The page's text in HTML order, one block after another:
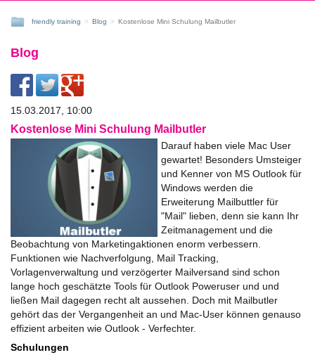
friendly training Blog Kostenlose Mini Schulung Mailbutler
Blog
15.03.2017, 10:00
Kostenlose Mini Schulung Mailbutler
Darauf haben viele Mac User
gewartet! Besonders Umsteiger
und Kenner von MS Outlook für
Windows werden die
Erweiterung Mailbuttler für
"Mail" lieben, denn sie kann Ihr
Zeitmanagement und die
Beobachtung von Marketingaktionen enorm verbessern.
Funktionen wie Nachverfolgung, Mail Tracking,
Vorlagenverwaltung und verzögerter Mailversand sind schon
lange hoch geschätzte Tools für Outlook Poweruser und und
ließen Mail dagegen recht alt aussehen. Doch mit Mailbutler
gehört das der Vergangenheit an und Mac-User können genauso
effizient arbeiten wie Outlook - Verfechter.
Schulungen